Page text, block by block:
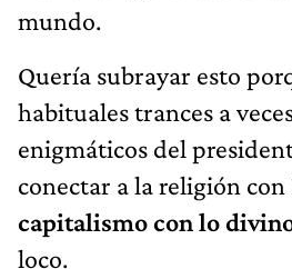
mundo.
Quería subrayar esto
habituales trances a
enigmáticos del
conectar a la religión con
capitalismo con lo
loco.